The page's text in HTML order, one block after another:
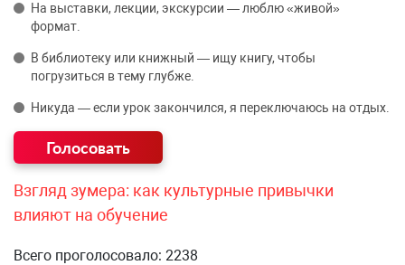
На выставки, лекции, экскурсии — люблю «живой»
формат.
В библиотеку или книжный — ищу книгу, чтобы
погрузиться в тему глубже.
Никуда — если урок закончился, я переключаюсь на отдых.
Взгляд зумера: как культурные привычки
влияют на обучение
Всего проголосовало: 2238